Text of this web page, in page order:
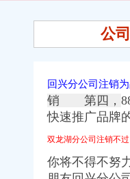
公
回兴分公司注销
销 第四，
快速推广品牌
双龙湖分公司注销不
你将不得不努